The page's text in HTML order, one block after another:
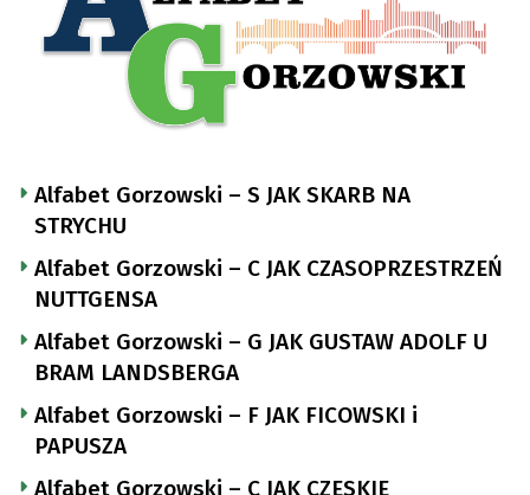
Alfabet Gorzowski – S JAK SKARB NA
STRYCHU
Alfabet Gorzowski – C JAK CZASOPRZESTRZEŃ
NUTTGENSA
Alfabet Gorzowski – G JAK GUSTAW ADOLF U
BRAM LANDSBERGA
Alfabet Gorzowski – F JAK FICOWSKI i
PAPUSZA
Alfabet Gorzowski – C JAK CZESKIE